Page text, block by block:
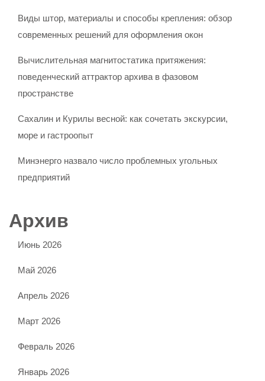
Виды штор, материалы и способы крепления: обзор
современных решений для оформления окон
Вычислительная магнитостатика притяжения:
поведенческий аттрактор архива в фазовом
пространстве
Сахалин и Курилы весной: как сочетать экскурсии,
море и гастроопыт
Минэнерго назвало число проблемных угольных
предприятий
Архив
Июнь 2026
Май 2026
Апрель 2026
Март 2026
Февраль 2026
Январь 2026